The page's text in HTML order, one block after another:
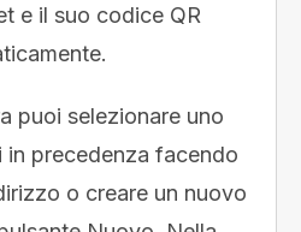
e il suo codice QR
puoi selezionare uno
in precedenza facendo
o creare un nuovo